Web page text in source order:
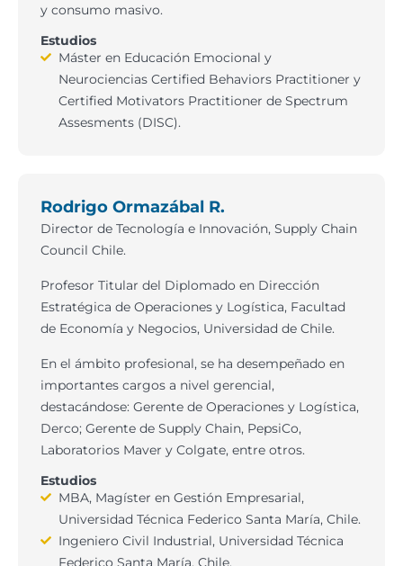
y consumo masivo.
Estudios
Máster en Educación Emocional y
Neurociencias Certified Behaviors Practitioner y
Certified Motivators Practitioner de Spectrum
Assesments (DISC).
Rodrigo Ormazábal R.
Director de Tecnología e Innovación, Supply Chain
Council Chile.
Profesor Titular del Diplomado en Dirección
Estratégica de Operaciones y Logística, Facultad
de Economía y Negocios, Universidad de Chile.
En el ámbito profesional, se ha desempeñado en
importantes cargos a nivel gerencial,
destacándose: Gerente de Operaciones y Logística,
Derco; Gerente de Supply Chain, PepsiCo,
Laboratorios Maver y Colgate, entre otros.
Estudios
MBA, Magíster en Gestión Empresarial,
Universidad Técnica Federico Santa María, Chile.
Ingeniero Civil Industrial, Universidad Técnica
Federico Santa María, Chile.